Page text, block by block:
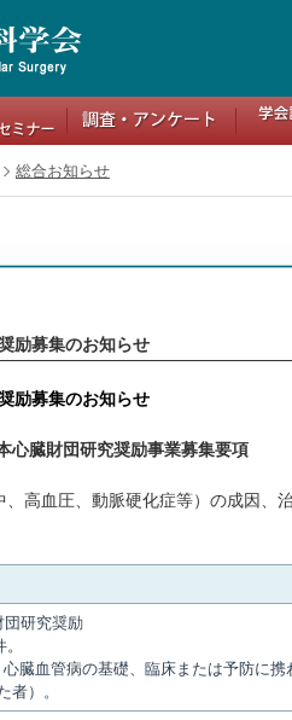
総合お知らせ
励募集のお知らせ
励募集のお知らせ
心臓財団研究奨励事業募集要項
高血圧、動脈硬化症等）の成因、
団研究奨励
臓血管病の基礎、臨床または予防に
者）。